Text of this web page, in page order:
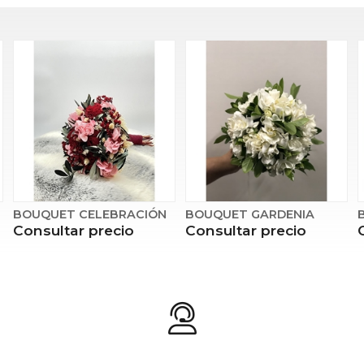
CELEBRACIÓN
precio
BOUQUET GARDENIA
Consultar precio
BOUQUET